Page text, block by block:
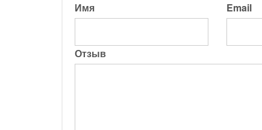
Имя Email
Отзыв